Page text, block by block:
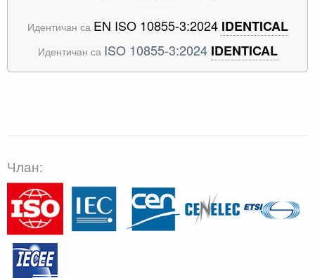
Идентичан са EN ISO 10855-3:2024 IDENTICAL
Идентичан са ISO 10855-3:2024 IDENTICAL
Члан: